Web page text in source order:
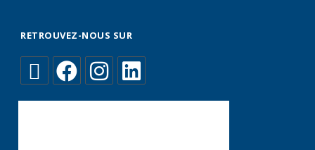
RETROUVEZ-NOUS SUR